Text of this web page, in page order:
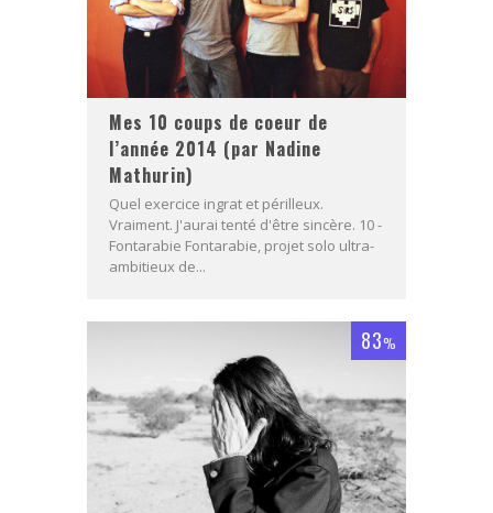
Mes 10 coups de coeur de
l’année 2014 (par Nadine
Mathurin)
Quel exercice ingrat et périlleux.
Vraiment. J'aurai tenté d'être sincère. 10 -
Fontarabie Fontarabie, projet solo ultra-
ambitieux de...
83%